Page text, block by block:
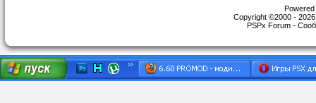
Copyright ©2000 -
PSPx Forum -